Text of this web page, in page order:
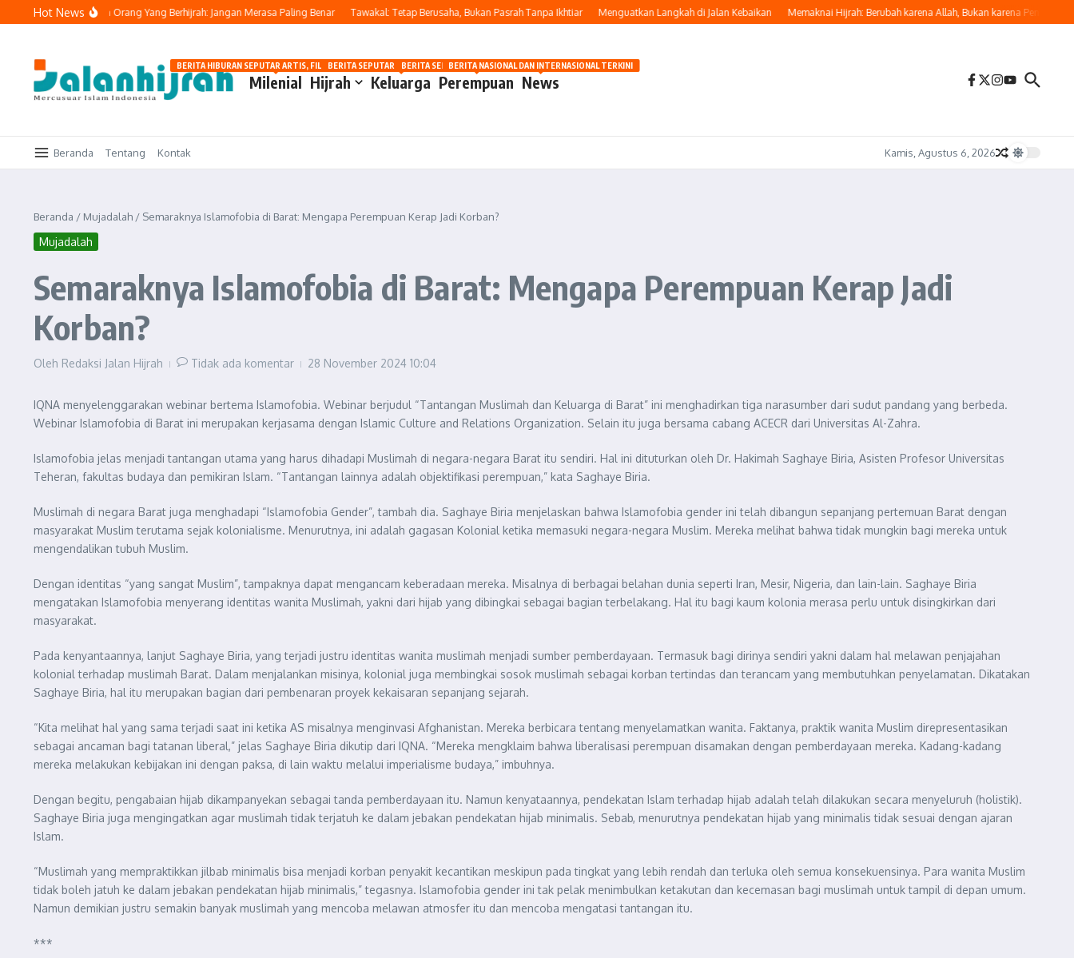
Lewati ke konten
Hot News
Yahya Ingatkan Orang Yang Berhijrah: Jangan Merasa Paling Benar Tawakal: Tetap Berusaha, Bukan Pasrah Tanpa Ikhtiar Menguatkan Langkah di Jalan Kebaikan Memaknai Hijrah: Berubah karena Allah, Bukan karena Penilaian
Milenial
BERITA HIBURAN SEPUTAR ARTIS, FILM, DAN GOSIP
Hijrah Keluarga
BERITA SEPUTAR OTOMOTIF HARI INI
Perempuan
BERITA SEPUTAR KECANTIKAN WANITA
News
BERITA NASIONAL DAN INTERNASIONAL TERKINI
Beranda Tentang Kontak Kamis, Agustus 6, 2026
Beranda / Mujadalah / Semaraknya Islamofobia di Barat: Mengapa Perempuan Kerap Jadi Korban?
Mujadalah
Semaraknya Islamofobia di Barat: Mengapa Perempuan Kerap Jadi
Korban?
Oleh Redaksi Jalan Hijrah Tidak ada komentar 28 November 2024 10:04
IQNA menyelenggarakan webinar bertema Islamofobia. Webinar berjudul “Tantangan Muslimah dan Keluarga di Barat” ini menghadirkan tiga narasumber dari sudut pandang yang berbeda.
Webinar Islamofobia di Barat ini merupakan kerjasama dengan Islamic Culture and Relations Organization. Selain itu juga bersama cabang ACECR dari Universitas Al-Zahra.
Islamofobia jelas menjadi tantangan utama yang harus dihadapi Muslimah di negara-negara Barat itu sendiri. Hal ini dituturkan oleh Dr. Hakimah Saghaye Biria, Asisten Profesor Universitas
Teheran, fakultas budaya dan pemikiran Islam. “Tantangan lainnya adalah objektifikasi perempuan,” kata Saghaye Biria.
Muslimah di negara Barat juga menghadapi “Islamofobia Gender”, tambah dia. Saghaye Biria menjelaskan bahwa Islamofobia gender ini telah dibangun sepanjang pertemuan Barat dengan
masyarakat Muslim terutama sejak kolonialisme. Menurutnya, ini adalah gagasan Kolonial ketika memasuki negara-negara Muslim. Mereka melihat bahwa tidak mungkin bagi mereka untuk
mengendalikan tubuh Muslim.
Dengan identitas “yang sangat Muslim”, tampaknya dapat mengancam keberadaan mereka. Misalnya di berbagai belahan dunia seperti Iran, Mesir, Nigeria, dan lain-lain. Saghaye Biria
mengatakan Islamofobia menyerang identitas wanita Muslimah, yakni dari hijab yang dibingkai sebagai bagian terbelakang. Hal itu bagi kaum kolonia merasa perlu untuk disingkirkan dari
masyarakat.
Pada kenyantaannya, lanjut Saghaye Biria, yang terjadi justru identitas wanita muslimah menjadi sumber pemberdayaan. Termasuk bagi dirinya sendiri yakni dalam hal melawan penjajahan
kolonial terhadap muslimah Barat. Dalam menjalankan misinya, kolonial juga membingkai sosok muslimah sebagai korban tertindas dan terancam yang membutuhkan penyelamatan. Dikatakan
Saghaye Biria, hal itu merupakan bagian dari pembenaran proyek kekaisaran sepanjang sejarah.
“Kita melihat hal yang sama terjadi saat ini ketika AS misalnya menginvasi Afghanistan. Mereka berbicara tentang menyelamatkan wanita. Faktanya, praktik wanita Muslim direpresentasikan
sebagai ancaman bagi tatanan liberal,” jelas Saghaye Biria dikutip dari IQNA. “Mereka mengklaim bahwa liberalisasi perempuan disamakan dengan pemberdayaan mereka. Kadang-kadang
mereka melakukan kebijakan ini dengan paksa, di lain waktu melalui imperialisme budaya,” imbuhnya.
Dengan begitu, pengabaian hijab dikampanyekan sebagai tanda pemberdayaan itu. Namun kenyataannya, pendekatan Islam terhadap hijab adalah telah dilakukan secara menyeluruh (holistik).
Saghaye Biria juga mengingatkan agar muslimah tidak terjatuh ke dalam jebakan pendekatan hijab minimalis. Sebab, menurutnya pendekatan hijab yang minimalis tidak sesuai dengan ajaran
Islam.
“Muslimah yang mempraktikkan jilbab minimalis bisa menjadi korban penyakit kecantikan meskipun pada tingkat yang lebih rendah dan terluka oleh semua konsekuensinya. Para wanita Muslim
tidak boleh jatuh ke dalam jebakan pendekatan hijab minimalis,” tegasnya. Islamofobia gender ini tak pelak menimbulkan ketakutan dan kecemasan bagi muslimah untuk tampil di depan umum.
Namun demikian justru semakin banyak muslimah yang mencoba melawan atmosfer itu dan mencoba mengatasi tantangan itu.
***